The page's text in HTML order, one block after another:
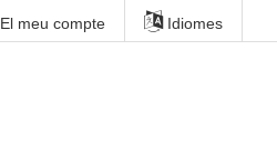
El meu compte Idiomes